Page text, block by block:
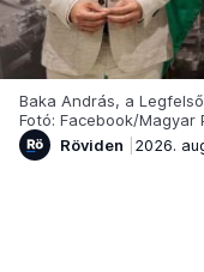
Baka András, a
Fotó: Facebook/Magyar
Röviden
2026.